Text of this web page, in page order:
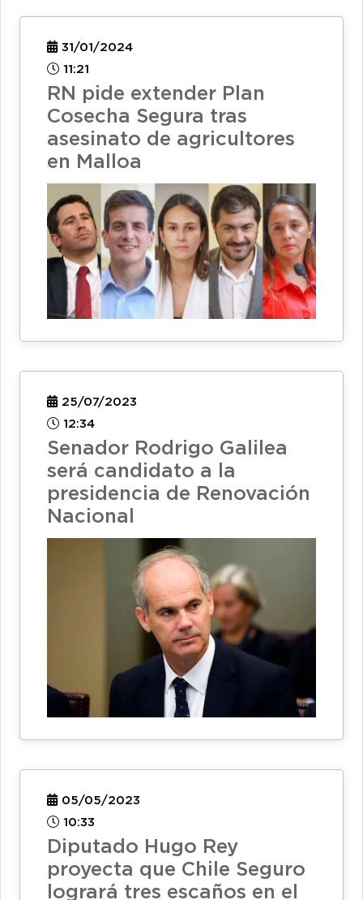
31/01/2024
11:21
RN pide extender Plan
Cosecha Segura tras
asesinato de agricultores
en Malloa
25/07/2023
12:34
Senador Rodrigo Galilea
será candidato a la
presidencia de Renovación
Nacional
05/05/2023
10:33
Diputado Hugo Rey
proyecta que Chile Seguro
logrará tres escaños en el